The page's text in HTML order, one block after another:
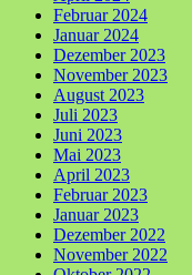
Februar 2024
Januar 2024
Dezember 2023
November 2023
August 2023
Juli 2023
Juni 2023
Mai 2023
April 2023
Februar 2023
Januar 2023
Dezember 2022
November 2022